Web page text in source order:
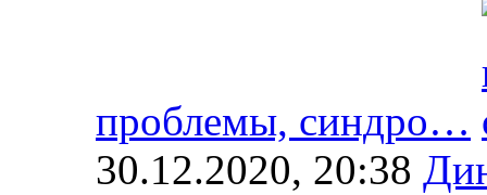
проблемы, синдро…
30.12.2020, 20:38